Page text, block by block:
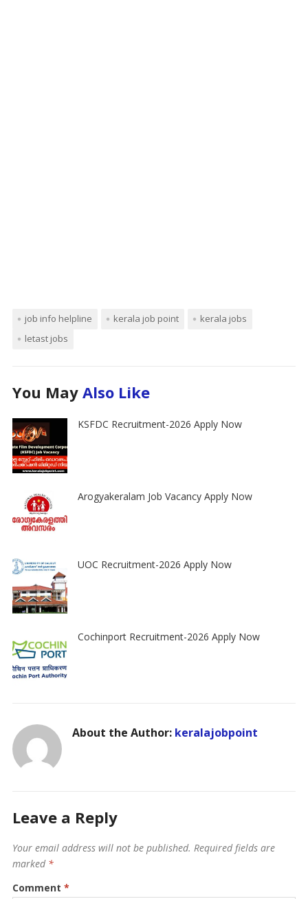
job info helpline kerala job point
kerala jobs
letast jobs
You May Also Like
KSFDC Recruitment-2026 Apply Now
Arogyakeralam Job Vacancy Apply Now
UOC Recruitment-2026 Apply Now
Cochinport Recruitment-2026 Apply Now
About the Author: keralajobpoint
Leave a Reply
Your email address will not be published. Required fields are
marked *
Comment *